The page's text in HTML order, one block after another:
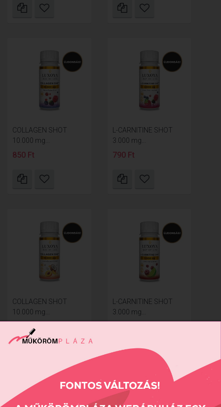
COLLAGEN SHOT
10.000 mg...
850 Ft
L-CARNITINE SHOT
3.000 mg...
790 Ft
COLLAGEN SHOT
10.000 mg...
850 Ft
L-CARNITINE SHOT
3.000 mg...